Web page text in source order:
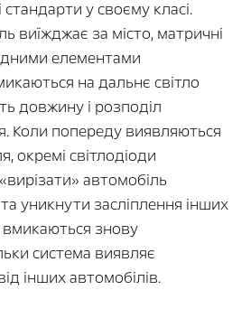
у своєму класі.
виїжджає за місто, матричні
елементами
на дальнє світло
довжину і розподіл
Коли попереду виявляються
окремі світлодіоди
автомобіль
уникнути засліплення інших
вмикаються знову
система виявляє
інших автомобілів.